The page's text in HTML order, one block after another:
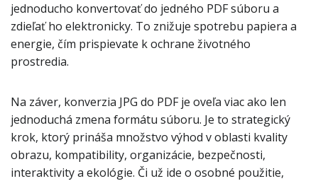
jednoducho konvertovať do jedného PDF súboru a
zdieľať ho elektronicky. To znižuje spotrebu papiera a
energie, čím prispievate k ochrane životného
prostredia.
Na záver, konverzia JPG do PDF je oveľa viac ako len
jednoduchá zmena formátu súboru. Je to strategický
krok, ktorý prináša množstvo výhod v oblasti kvality
obrazu, kompatibility, organizácie, bezpečnosti,
interaktivity a ekológie. Či už ide o osobné použitie,